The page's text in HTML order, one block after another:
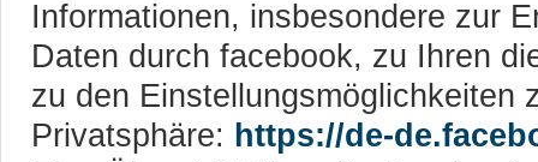
Informationen, insbesondere zur
Daten durch facebook, zu Ihren
zu den Einstellungsmöglichkeiten
Privatsphäre: https://de-